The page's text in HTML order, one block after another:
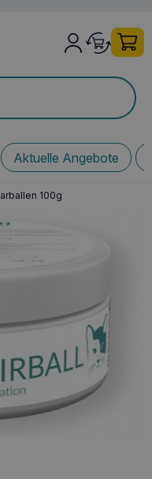
Aktuelle Angebote
100g